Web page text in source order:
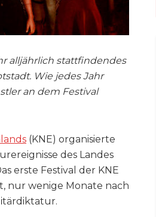
alljährlich stattfindendes
Wie jedes Jahr
an dem Festival
(KNE) organisierte
des Landes
erste Festival der KNE
nur wenige Monate nach